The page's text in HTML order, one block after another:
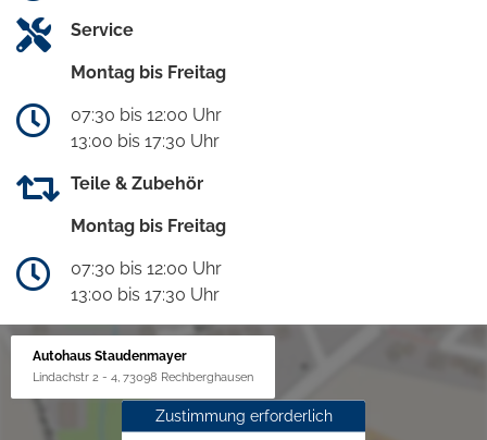
Service
Montag bis Freitag
07:30 bis 12:00 Uhr
13:00 bis 17:30 Uhr
Teile & Zubehör
Montag bis Freitag
07:30 bis 12:00 Uhr
13:00 bis 17:30 Uhr
Autohaus Staudenmayer
Lindachstr 2 - 4, 73098 Rechberghausen
Zustimmung erforderlich